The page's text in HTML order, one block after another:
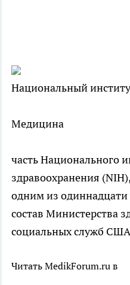
Национальный
Медицина
часть Национального
здравоохранения
одним из
состав Министерства
социальных служб США
Читать MedikForum.ru в